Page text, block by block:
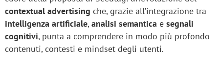
contextual advertising che, grazie all’integrazione tra
intelligenza artificiale,analisi semantica e segnali
cognitivi, punta a comprendere in modo più profondo
contenuti, contesti e mindset degli utenti.